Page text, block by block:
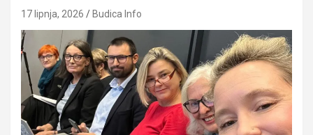
17 lipnja, 2026 Budica Info